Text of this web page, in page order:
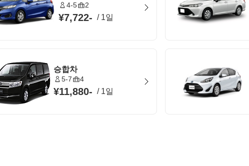
4-5 2
¥7,722- / 1일
승합차
5-7 4
¥11,880- / 1일